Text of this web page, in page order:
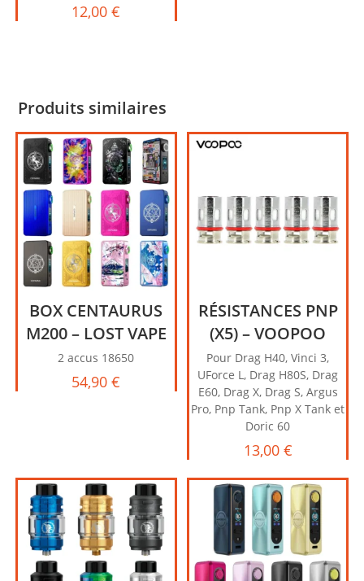
12,00€
Produits similaires
BOX CENTAURUS
M200 – LOST VAPE
2 accus 18650
54,90€
RÉSISTANCES PNP
(X5) – VOOPOO
Pour Drag H40, Vinci 3,
UForce L, Drag H80S, Drag
E60, Drag X, Drag S, Argus
Pro, Pnp Tank, Pnp X Tank et
Doric 60
13,00 €